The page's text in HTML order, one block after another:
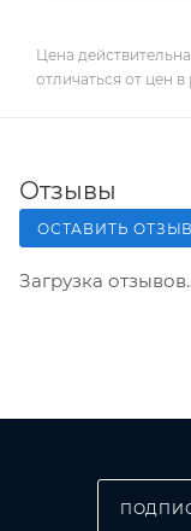
Цена
отличаться от цен
Отзывы
ОСТАВИТЬ ОТЗЫВ
Загрузка